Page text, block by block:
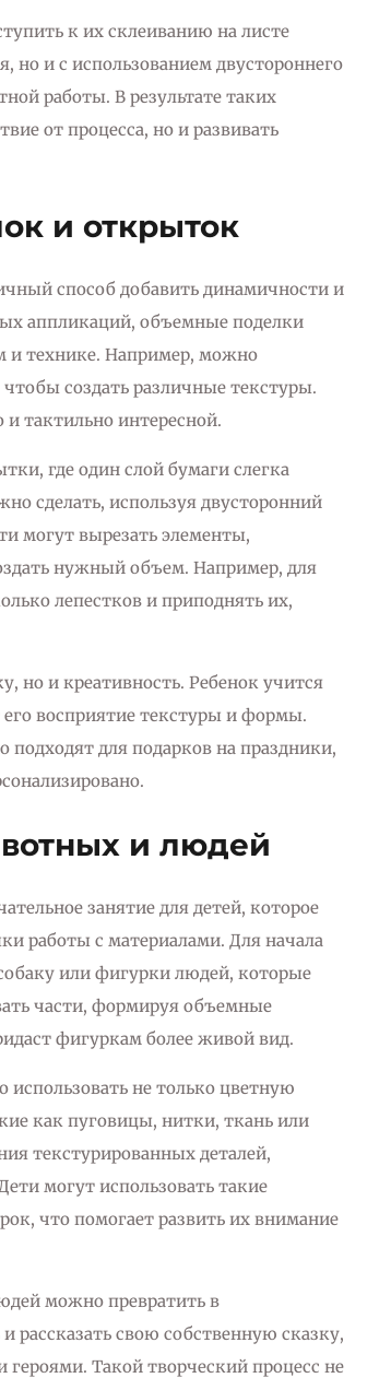
к их склеиванию на листе
и с использованием двустороннего
работы. В результате таких
от процесса, но и развивать
и открыток
способ добавить динамичности и
аппликаций, объемные поделки
и технике. Например, можно
создать различные текстуры.
и тактильно интересной.
где один слой бумаги слегка
сделать, используя двусторонний
могут вырезать элементы,
нужный объем. Например, для
лепестков и приподнять их,
но и креативность. Ребенок учится
восприятие текстуры и формы.
для подарков на праздники,
и людей
занятие для детей, которое
работы с материалами. Для начала
или фигурки людей, которые
части, формируя объемные
фигуркам более живой вид.
не только цветную
как пуговицы, нитки, ткань или
текстурированных деталей,
могут использовать такие
что помогает развить их внимание
можно превратить в
свою собственную сказку,
Такой творческий процесс не